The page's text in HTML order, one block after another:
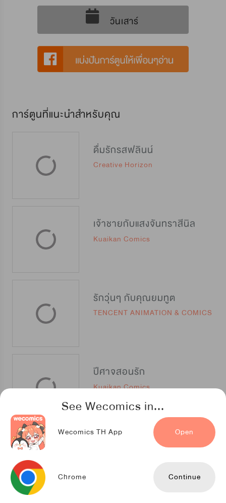
See Wecomics in...
Wecomics TH App Open
Chrome Continue
วันเสาร์
การ์ตูนที่แนะนำสำหรับคุณ
ดื่มรักรสฟลินน์
Creative Horizon
เจ้าชายกับแสงจันทราสีนิล
Kuaikan Comics
รักวุ่นๆ กับคุณยมทูต
TENCENT ANIMATION & COMICS
ปีศาจสอนรัก
Kuaikan Comics
ได้โปรดองค์ชาย อย่ากลายเป็นปิศาจ